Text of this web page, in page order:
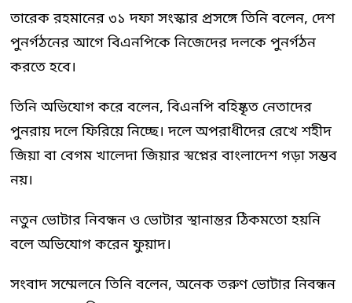
তারেক রহমানের ৩১ দফা সংস্কার প্রসঙ্গে তিনি বলেন, দেশ
পুনর্গঠনের আগে বিএনপিকে নিজেদের দলকে পুনর্গঠন
করতে হবে।
তিনি অভিযোগ করে বলেন, বিএনপি বহিষ্কৃত নেতাদের
পুনরায় দলে ফিরিয়ে নিচ্ছে। দলে অপরাধীদের রেখে শহীদ
জিয়া বা বেগম খালেদা জিয়ার স্বপ্নের বাংলাদেশ গড়া সম্ভব
নয়।
নতুন ভোটার নিবন্ধন ও ভোটার স্থানান্তর ঠিকমতো হয়নি
বলে অভিযোগ করেন ফুয়াদ।
সংবাদ সম্মেলনে তিনি বলেন, অনেক তরুণ ভোটার নিবন্ধন